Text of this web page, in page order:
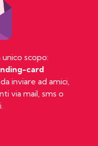
scopo:
card
inviare ad amici,
via mail, sms o